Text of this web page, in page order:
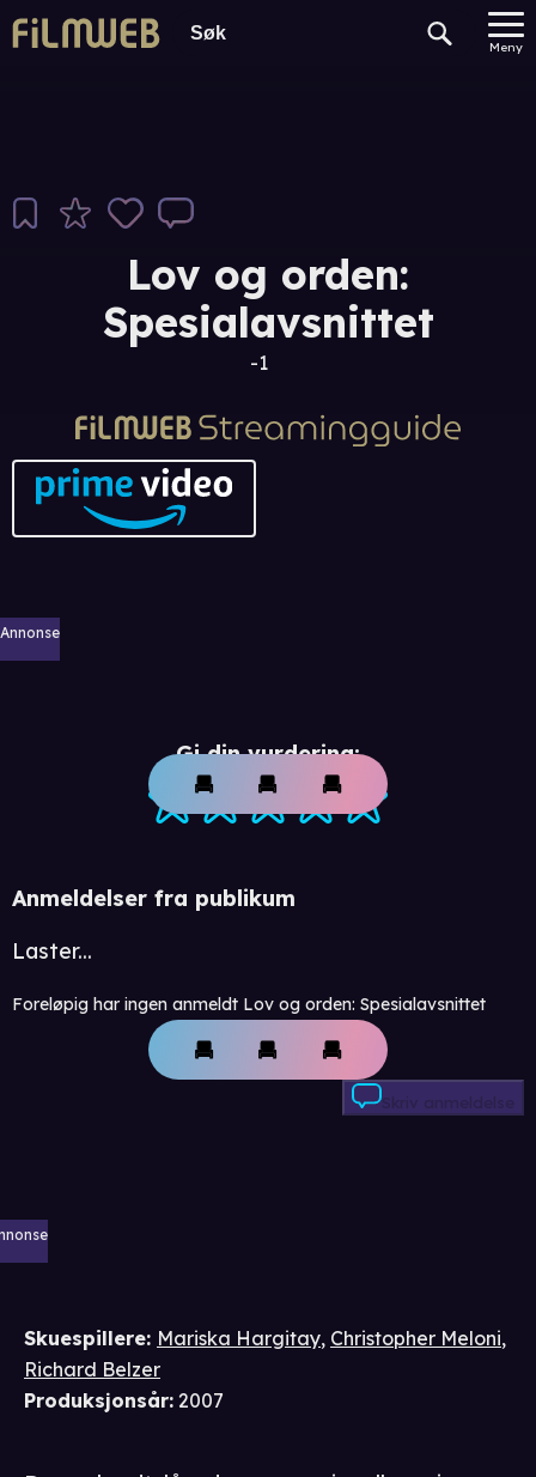
Meny
Lov og orden:
Spesialavsnittet
-1
Annonse
Gi din vurdering:
Anmeldelser fra publikum
Laster...
Foreløpig har ingen anmeldt Lov og orden: Spesialavsnittet
Skriv anmeldelse
Skuespillere: Mariska Hargitay, Christopher Meloni,
Richard Belzer
Produksjonsår: 2007